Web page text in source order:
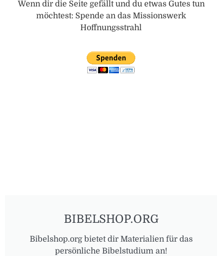
Wenn dir die Seite gefällt und du etwas Gutes tun
möchtest: Spende an das Missionswerk
Hoffnungsstrahl
BIBELSHOP.ORG
Bibelshop.org bietet dir Materialien für das
persönliche Bibelstudium an!